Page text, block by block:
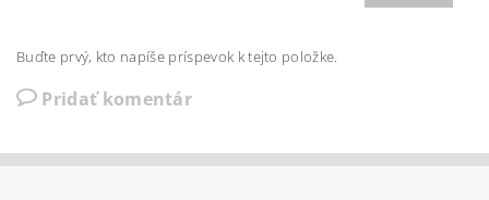
Buďte prvý, kto napíše príspevok k tejto položke.
Pridať komentár